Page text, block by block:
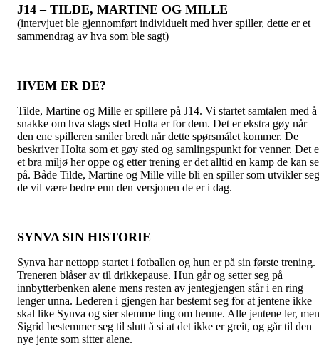
J14 – TILDE, MARTINE OG MILLE
(intervjuet ble gjennomført individuelt med hver spiller, dette er et
sammendrag av hva som ble sagt)
HVEM ER DE?
Tilde, Martine og Mille er spillere på J14. Vi startet samtalen med å
snakke om hva slags sted Holta er for dem. Det er ekstra gøy når
den ene spilleren smiler bredt når dette spørsmålet kommer. De
beskriver Holta som et gøy sted og samlingspunkt for venner. Det
et bra miljø her oppe og etter trening er det alltid en kamp de kan se
på. Både Tilde, Martine og Mille ville bli en spiller som utvikler
de vil være bedre enn den versjonen de er i dag.
SYNVA SIN HISTORIE
Synva har nettopp startet i fotballen og hun er på sin første trening.
Treneren blåser av til drikkepause. Hun går og setter seg på
innbytterbenken alene mens resten av jentegjengen står i en ring
lenger unna. Lederen i gjengen har bestemt seg for at jentene ikke
skal like Synva og sier slemme ting om henne. Alle jentene ler, men
Sigrid bestemmer seg til slutt å si at det ikke er greit, og går til den
nye jente som sitter alene.